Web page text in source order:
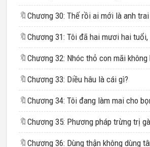
🔖 Chương 30: Thế rồi ai mới là anh trai
🔖
🔖 Chương 32: Nhóc thỏ con mãi
🔖 Chương 33: Diều hâu là cái gì?
🔖 Chương 34: Tôi đang làm mai cho
🔖 Chương 35: Phương pháp trừng trị
🔖